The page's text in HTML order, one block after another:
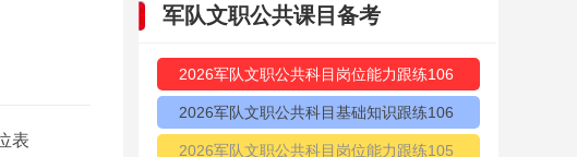
表
军队文职公共课目备考
2026军队文职公共科目岗位能力跟练106
2026军队文职公共科目基础知识跟练106
2026军队文职公共科目岗位能力跟练105